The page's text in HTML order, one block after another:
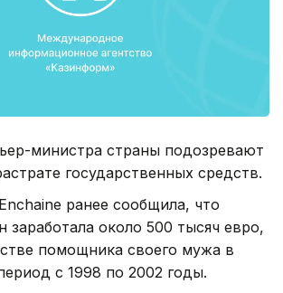
министра страны подозревают
государственных средств.
ранее сообщила, что
заработала около 500 тысяч евро,
помощника своего мужа в
с 1998 по 2002 годы.